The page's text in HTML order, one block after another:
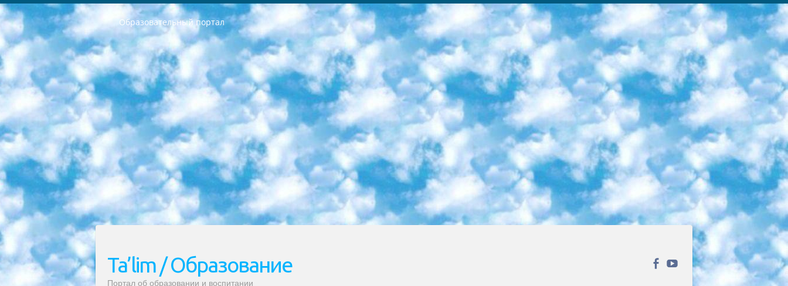
Образовательный портал
РЕСПУБЛИКА УЗБЕКИСТАН МИНИСТРЕРСТВО ДОШКОЛЬНОГО И ШКОЛЬНОГО ОБРАЗОВАНИЯ КОМАНДА в общеобразовательных учреждениях в 2023-2024 учебном году организация и проведение итоговой государственной аттестации обучающихся о Министра дошкольного и школьного образования Республики Узбекистан от 4 марта 2008 года (постановлением Минюста от 20 марта 2008 года № 1778 государственной регистрации) «Итоговое состояние учащихся общего среднего образования на основании положения об утверждении положения об аттестации общего среднего образования выпускной экзамен студентов в образовательных учреждениях в 2023-2024 учебном году В целях организации и прохождения аттестации приказываю: 1. Следующее: перечень предметов, по которым будет проводиться итоговая государственная аттестация и экзамен формы перевода согласно приложению 1; сертификаты международного образца, оценивающие уровень владения иностранными языками перечень согласно приложению 2; 2. Педагогический при специализированных образовательных учреждениях. научно-практический центр квалификации и международной оценки (Д.Давидова) 2024 г. До 25 марта: задания по предметам, по которым будет проводиться итоговая аттестация разработка и утверждение технических условий; итоговая аттестация на основании разработанного предметного задания разработка вопросов по предметам (устно и письменно), экзамен передача; общеобразовательные средние школы и специальные учебные заведения учащиеся выпускных классов школ и интернатов в агентской системе подготовка базы данных экзаменационных материалов и критериев оценки; перевод базы экзаменационных материалов на все языки обучения подать в Республиканский образовательный центр для изготовления; варианты экзаменов на основе разработанных контрольных материалов пусть будут поставлены задачи формирования. 3. Республиканский образовательный центр (Ш.Худайкулов) до 5 апреля 2024 года. до: база данных предоставленных экзаменационных материалов на все языки обучения перевод и экспертиза; для слепых, слабовидящих, глухих, слабослышащих и умственно отсталых детей учащиеся выпускных классов специализированных школ и школ-интернатов база данных экзаменационных материалов на всех преподаваемых языках подготовка критериев оценки; специализированные школы для умственно отсталых детей и технологии для учащихся выпускных классов школ-интернатов разработка соответствующих рекомендаций и критериев проведения ЕГЭ по естествознанию давать задания. 4. Педагогический при специализированных образовательных учреждениях. Научно-практический центр навыков и международной оценки (Д.Давидова), Республика образовательный центр (Худайкулов Ш.) итоговый государственный аттестационный экзамен ориентирован на творческое и логическое мышление при подготовке базы материалов учитывать введение заданий. 5. Следует отметить, что: сертификат государственного образца о знании общеобразовательного предмета и как минимум национальный уровень B1 по предметам на иностранных языках, указанным в Приложении 2. или международно признанный сертификат эквивалентного уровня студенты, изучающие определенный предмет, освобождаются от экзамена; по соответствующим предметам запланирована итоговая государственная аттестация за день до дня, путем жеребьевки Рабочей группой (в письменной форме по предметам, проводимым в форме) из числа сформированных вариантов выбрано 2 варианта; 2 выбранных варианта экзамена анонсированы на официальном сайте министерства и все выпускники по всей стране на основе этих вариантов проводит итоговую государственную аттестацию. 6. Государственное образование учащихся средних общеобразовательных учреждений. знания в соответствии с квалификационными требованиями, которые необходимо приобрести на основании стандартов итоговый (выпускной) контроль для 9 и 11 классов в целях тестирования Экзамены (далее – экзамены) состоят из предметов, перечисленных в приложении 1. будет сделано. 7. Экзамены пройдут с 26 мая по 15 июня 2024 г. (кроме науки физического воспитания). 8. Физическая для учащихся 9 классов общесредних образовательных учреждений. Экзамены по предмету «Образование, квалификация медицина» 1-6 мая 2024 года. сотрудники перевести под присмотр (с отклонениями в физическом или умственном развитии) специализированная школа для детей, школы-интернаты и со сколиозом школы-интернаты санаторного типа для больных детей исключены). 9. Он был слепым, слабовидящим и имел нарушения опорно-двигательного аппарата. экзамены в специализированных школах и интернатах для детей должны проводиться исходя из требований, предъявляемых к общеобразовательным учреждениям (физкультура кроме науки). 10. Специализированная школа для глухих и слабослышащих детей. и экзамены в интернатах и быть реализован в виде письменного теста по математике. 11. Специальность для умственно отсталых детей. Для 9 класса Родной язык и литературное письмо Государственный язык (язык обучения – узбекский). для неклассов) написано Математическое письмо Письменная/устная история Узбекистана Физическое воспитание практично Итоговый контроль Для 11 класса Написание родного языка и литературы (эссе) Математическое письмо Узбекский язык (обучение на узбекском языке) не посещающее общее среднее образование для учреждений)/Образовательное учреждение выбор письменный и устный Иностранный язык письменный/устный Письменная/устная история Узбекистана *По выбору студента:  Химия  Физика  Основы государственного права  География 10 бесплатных образовательных ресурсов - Мы составили подборку онлайн-проектов с интерактивными упражнениями, видеолекциями и статьями. Они помогут вам обрести новые и освежить старые знания бесплатно. 1. «ИНТУИТ» Старейшая образовательная площадка Рунета. Здесь вы найдёте сотни текстовых и видеокурсов на десятки различных тем — от программирования до психологии. Многие курсы подготовлены российскими университетами и крупными международными компаниями вроде Intel и Microsoft. Самостоятельное обучение бесплатное, но желающие могут оплатить услуги персональных наставников. 2. «Смартия» знакомит с актуальными профессиями и подсказывает, как им обучаться. Выбрав заинтересовавшую вас специальность — SMM-специалист, фотограф, веб-дизайнер или другую, — увидите список необходимых для неё умений. Чтобы вы могли освоить их самостоятельно, для каждого умения площадка отображает подборку ссылок на учебные материалы. Хотя «Смартия» ориентируется на русскоязычную аудиторию, часть контента всё же доступна только на английском. 3. «Лекторий Физтеха» Проект Московского физико-технического института (Физтеха). С его помощью вы можете смотреть онлайн серии лекций, записанные на видео в этом вузе. В числе доступных предметов — физика, биология, химия, информационные технологии и другие. К некоторым лекциям администрация ресурса прилагает готовые конспекты, которые можно скачивать в PDF-формате. 4. ITMOcourses Онлайн-площадка Санкт-Петербургского национального исследовательского университета информационных технологий, механики и оптики (ИТМО). Ресурс предоставляет свободный доступ к курсам, разработанным в этом вузе. Каталог материалов разбит на четыре категории: «Оптические системы и технологии», «Приборостроение и робототехника», «Информационные технологии» и «Биотехнологии». Курсы состоят из видеолекций, интерактивных демонстраций и заданий. 5. «КиберЛенинка» Электронная научная библиотека открытого доступа. Каталог площадки регулярно обрастает текстами статей из различных научных изданий. Сгруппированные по журналам и рубрикам публикации можно читать онлайн или скачивать целиком в PDF-формате. Проект нацелен на популяризацию науки за счёт открытого доступа к качественной информации. 6. «ПостНаука» На этом ресурсе публикуют подборки видеолекций, составленные экспертами из разных отраслей и объединённые общими темами. Среди них, к примеру, есть серии «Биоинформатика и геномика», «Культура средневековой Скандинавии» и Cinema Studies о теории кино. Каждая подборка лекций — логически связанная история, рассказанная экспертом от первого лица. Кроме того, на сайте появляются научно-образовательные статьи и тесты на разные темы. 7. «Newочём» Команда проекта «Newочём» отбирает самые интересные тексты из англоязычных СМИ и переводит те из них, за которые голосуют участники сообщества «ВКонтакте». По большей части это научно-популярные статьи. Редакторы придумывают лишь заголовки, в остальном содержание переводов соответствует оригиналам. Полные тексты можно читать прямо в социальной сети. 8. InternetUrok Онлайн-база материалов по основным дисциплинам школьной программы. Информация на сайте структурирована по классам, предметам и темам (урокам). Каждый урок состоит из видеолекций и конспектов. Есть также интерактивные тренажёры и тесты для закрепления пройденного материала. Даже если вы давно окончили школу, возможность повторить программу старших классов всегда может пригодиться. 9. Edutainme Ещё один ресурс об образовании. В отличие от Newtonew, как мне кажется, Edutainme больше ориентируется на представителей индустрии: педагогов, предпринимателей, разработчиков образовательных проектов. Но и любой, кто просто стремится к саморазвитию, найдёт на сайте много полезного и интересного для себя. Например, информацию о новых курсах и образовательных сервисах. 10. Newtonew Онлайн-медиа об образовании и обучении в широком смысле. Авторы Newtonew пишут об инструментах, заведениях, тактиках и стратегиях, которые помогают учить других и получать новые знания самостоятельно. На этой площадке вы найдёте новости, обзоры, аналитические мат
Ta’lim / Образование
Портал об образовании и воспитании